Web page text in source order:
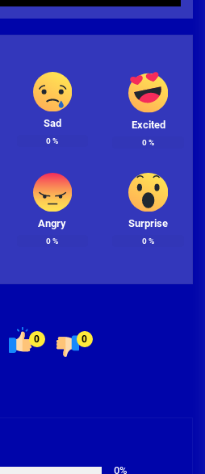
Sad
0%
Excited
0%
Angry
0%
Surprise
0%
0 0
0%